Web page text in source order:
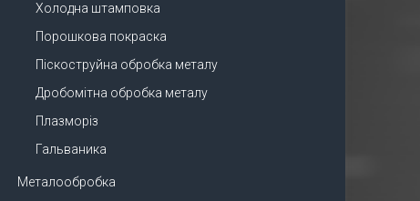
Холодна штамповка
Порошкова покраска
Піскоструйна обробка металу
Дробомітна обробка металу
Плазморіз
Гальваника
Металообробка